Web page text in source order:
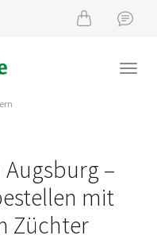
–
mit
Züchter